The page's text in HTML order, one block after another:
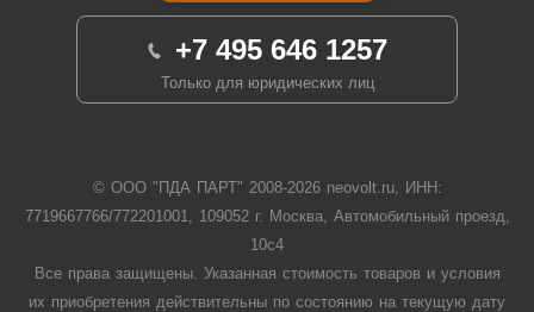
+7 495 646 1257
Только для юридических лиц
© ООО "ПДА ПАРТ" 2008-2026neovolt.ru, ИНН:
7719667766/772201001, 109052 г. Москва, Автомобильный проезд,
10с4
Все права защищены. Указанная стоимость товаров и условия
их приобретения действительны по состоянию на текущую дату